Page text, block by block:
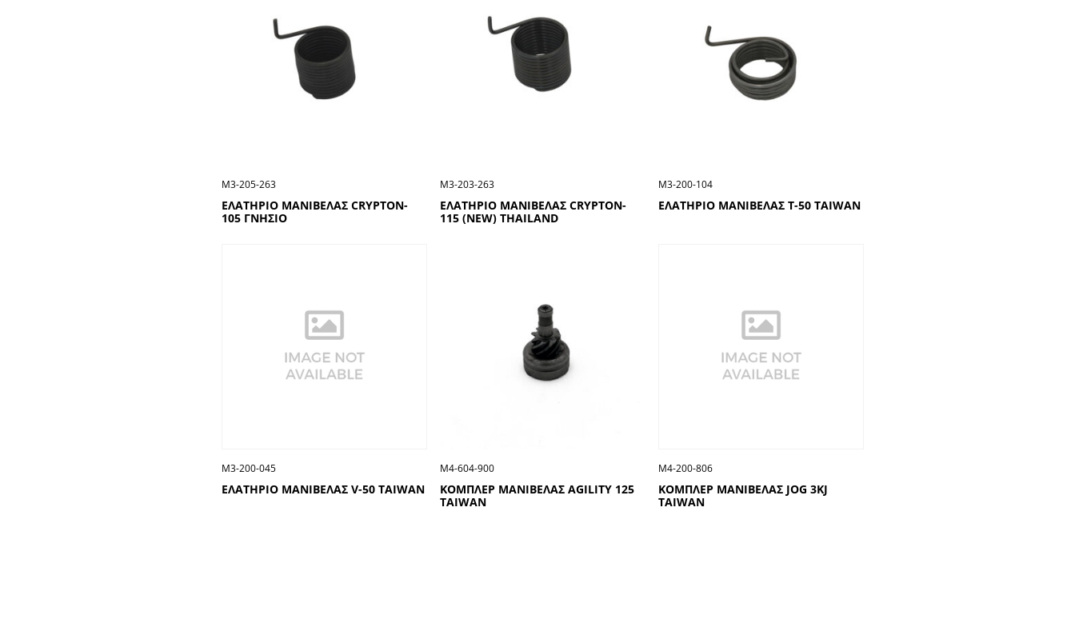
ΕΛΑΤΗΡΙΟ ΜΑΝΙΒΕΛΑΣ CRYPTON-
105 ΓΝΗΣΙΟ
Μ3-205-263
ΕΛΑΤΗΡΙΟ ΜΑΝΙΒΕΛΑΣ CRYPTON-
115 (NEW) THAILAND
Μ3-203-263
ΕΛΑΤΗΡΙΟ ΜΑΝΙΒΕΛΑΣ T-50 TAIWAN
Μ3-200-104
ΕΛΑΤΗΡΙΟ ΜΑΝΙΒΕΛΑΣ V-50 TAIWAN
Μ3-200-045
ΚΟΜΠΛΕΡ ΜΑΝΙΒΕΛΑΣ AGILITY 125
TAIWAN
Μ4-604-900
ΚΟΜΠΛΕΡ ΜΑΝΙΒΕΛΑΣ JOG 3KJ
TAIWAN
Μ4-200-806